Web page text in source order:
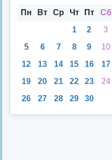
Пн
Вт Ср Чт Пт Сб
1
2 3
5
6 7 8 9 10
12
13 14 15 16 17
19
20 21 22 23 24
26
27 28 29 30